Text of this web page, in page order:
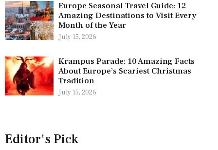
Europe Seasonal Travel Guide: 12
Amazing Destinations to Visit Every
Month of the Year
July 15, 2026
Krampus Parade: 10 Amazing Facts
About Europe’s Scariest Christmas
Tradition
July 15, 2026
Editor's Pick